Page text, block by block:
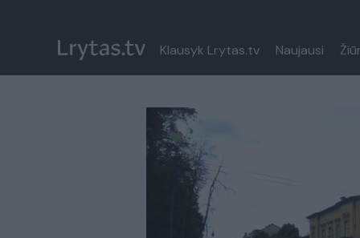
Klausyk Lrytas.tv Naujausi
Paremkite Ukrainą